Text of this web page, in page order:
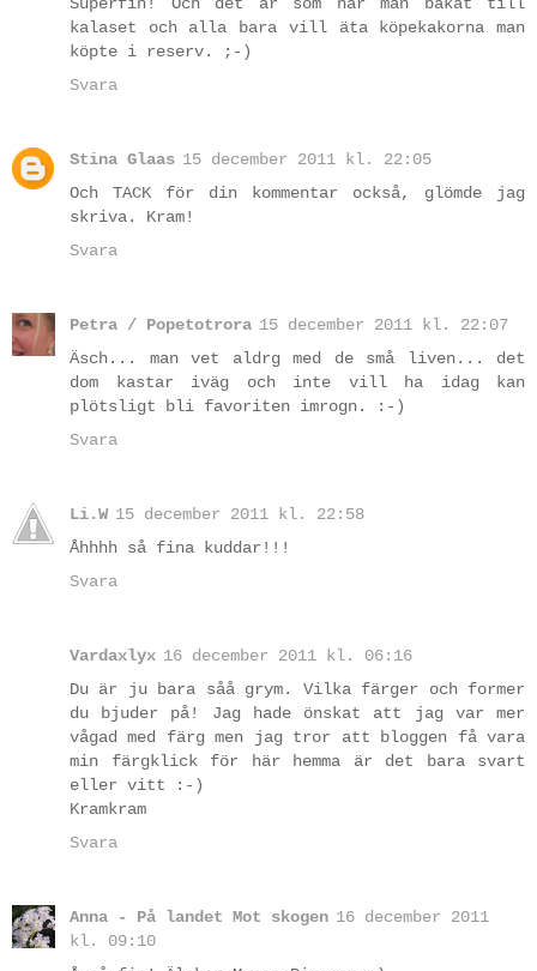
Superfin! Och det är som när man bakat till
kalaset och alla bara vill äta köpekakorna man
köpte i reserv. ;-)
Svara
Stina Glaas 15 december 2011 kl. 22:05
Och TACK för din kommentar också, glömde jag
skriva. Kram!
Svara
Petra / Popetotrora 15 december 2011 kl. 22:07
Äsch... man vet aldrg med de små liven... det
dom kastar iväg och inte vill ha idag kan
plötsligt bli favoriten imrogn. :-)
Svara
Li.W 15 december 2011 kl. 22:58
Åhhhh så fina kuddar!!!
Svara
Vardaxlyx 16 december 2011 kl. 06:16
Du är ju bara såå grym. Vilka färger och former
du bjuder på! Jag hade önskat att jag var mer
vågad med färg men jag tror att bloggen få vara
min färgklick för här hemma är det bara svart
eller vitt :-)
Kramkram
Svara
Anna - På landet Mot skogen 16 december 2011
kl. 09:10